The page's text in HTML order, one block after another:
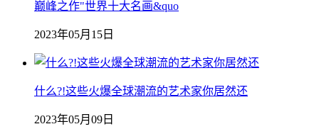
巅峰之作"世界十大名画&quo
2023年05月15日
什么?!这些火爆全球潮流的艺术家你居然还
2023年05月09日